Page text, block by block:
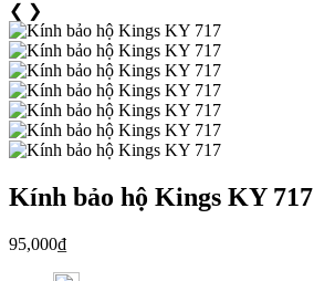
❮ ❯
Kính bảo hộ Kings KY 717
95,000₫